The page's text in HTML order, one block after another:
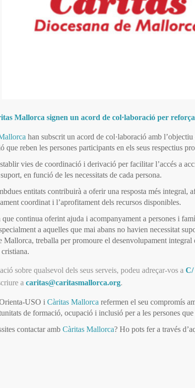
Mallorca signen un acord de col·laboració per
han subscrit un acord de col·laboració amb
que reben les persones participants en els seus respectius
vies de coordinació i derivació per facilitar l’accés a
en funció de les necessitats de cada persona.
entitats contribuirà a oferir una resposta més integral,
coordinat i l’aprofitament dels recursos disponibles.
que continua oferint ajuda i acompanyament a persones i
a aquelles que mai abans no havien necessitat
Mallorca, treballa per promoure el desenvolupament integral
sobre qualsevol dels seus serveis, podeu adreçar-vos a C/
a caritas@caritasmallorca.org.
USO i Càritas Mallorca refermen el seu compromís
de formació, ocupació i inclusió per a les persones que
contactar amb Càritas Mallorca? Ho pots fer a través